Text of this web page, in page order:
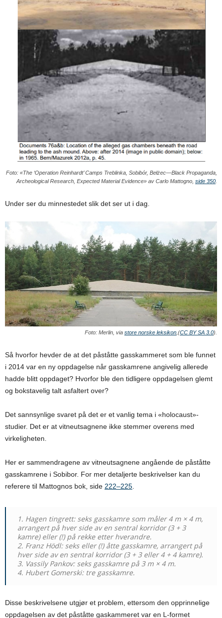
Foto: «The ‘Operation Reinhardt’ Camps Treblinka, Sobibór, Bełżec—Black Propaganda,
Archeological Research, Expected Material Evidence» av Carlo Mattogno, side 350
Under ser du minnestedet slik det ser ut i dag.
Foto: Merlin, via store norske leksikon ,(CC BY SA 3.0).
Så hvorfor hevder de at det påståtte gasskammeret som ble funnet
i 2014 var en ny oppdagelse når gasskamrene angivelig allerede
hadde blitt oppdaget? Hvorfor ble den tidligere oppdagelsen glemt
og bokstavelig talt asfaltert over?
Det sannsynlige svaret på det er et vanlig tema i «holocaust»-
studier. Det er at vitneutsagnene ikke stemmer overens med
virkeligheten.
Her er sammendragene av vitneutsagnene angående de påståtte
gasskamrene i Sobibor. For mer detaljerte beskrivelser kan du
referere til Mattognos bok, side 222–225
1. Hagen tingrett: seks gasskamre som måler 4 m × 4 m,
arrangert på hver side av en sentral korridor (3 + 3
kamre) eller (!) på rekke etter hverandre.
2. Franz Hödl: seks eller (!) åtte gasskamre, arrangert på
hver side av en sentral korridor (3 + 3 eller 4 + 4 kamre).
3. Vassily Pankov: seks gasskamre på 3 m × 4 m.
4. Hubert Gomerski: tre gasskamre.
Disse beskrivelsene utgjør et problem, ettersom den opprinnelige
oppdagelsen av det påståtte gaskammeret var en L-formet